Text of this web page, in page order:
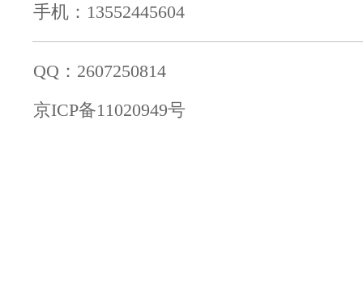
手机：13552445604
QQ：2607250814
京ICP备11020949号